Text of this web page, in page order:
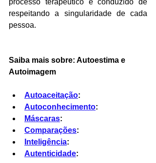
processo terapêutico é conduzido de
respeitando a singularidade de cada
pessoa.
Saiba mais sobre: Autoestima e
Autoimagem
Autoaceitação:
Autoconhecimento:
Máscaras:
Comparações:
Inteligência:
Autenticidade: